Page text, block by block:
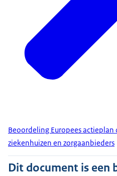
Beoordeling Europees
ziekenhuizen en zorgaanbieders
Dit document is een